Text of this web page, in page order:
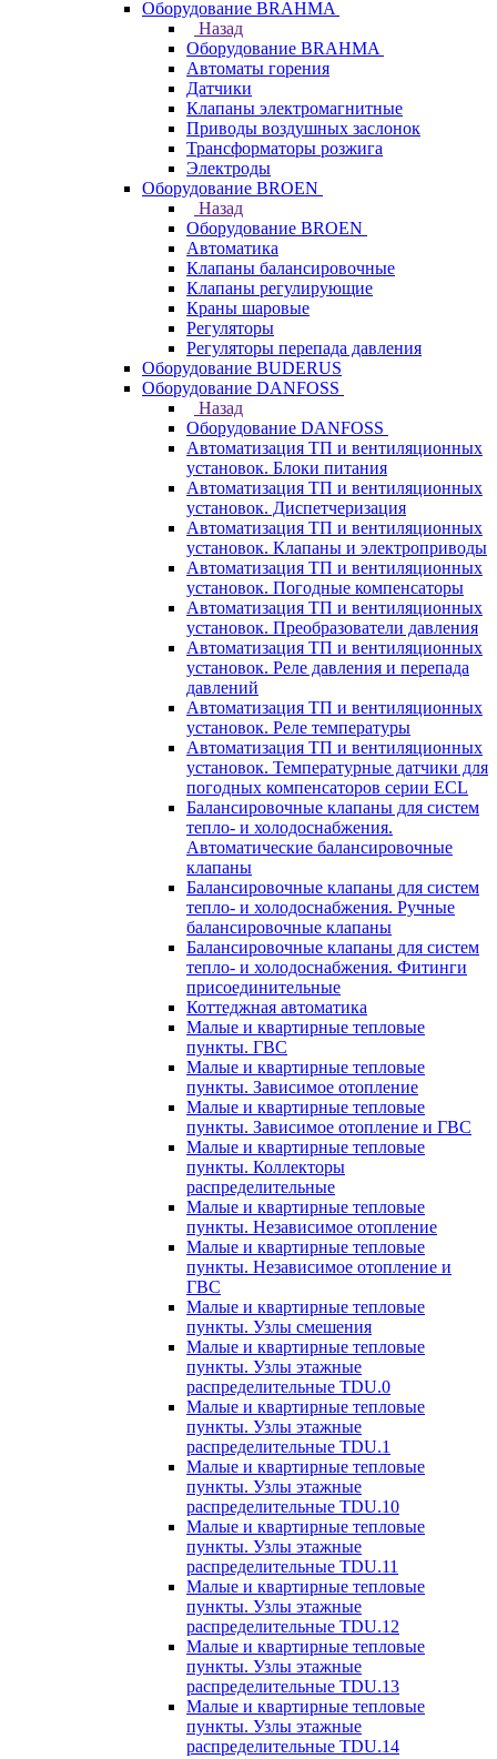
Оборудование BRAHMA
Назад
Оборудование BRAHMA
Автоматы горения
Датчики
Клапаны электромагнитные
Приводы воздушных заслонок
Трансформаторы розжига
Электроды
Оборудование BROEN
Назад
Оборудование BROEN
Автоматика
Клапаны балансировочные
Клапаны регулирующие
Краны шаровые
Регуляторы
Регуляторы перепада давления
Оборудование BUDERUS
Оборудование DANFOSS
Назад
Оборудование DANFOSS
Автоматизация ТП и вентиляционных
установок. Блоки питания
Автоматизация ТП и вентиляционных
установок. Диспетчеризация
Автоматизация ТП и вентиляционных
установок. Клапаны и электроприводы
Автоматизация ТП и вентиляционных
установок. Погодные компенсаторы
Автоматизация ТП и вентиляционных
установок. Преобразователи давления
Автоматизация ТП и вентиляционных
установок. Реле давления и перепада
давлений
Автоматизация ТП и вентиляционных
установок. Реле температуры
Автоматизация ТП и вентиляционных
установок. Температурные датчики для
погодных компенсаторов серии ECL
Балансировочные клапаны для систем
тепло- и холодоснабжения.
Автоматические балансировочные
клапаны
Балансировочные клапаны для систем
тепло- и холодоснабжения. Ручные
балансировочные клапаны
Балансировочные клапаны для систем
тепло- и холодоснабжения. Фитинги
присоединительные
Коттеджная автоматика
Малые и квартирные тепловые
пункты. ГВС
Малые и квартирные тепловые
пункты. Зависимое отопление
Малые и квартирные тепловые
пункты. Зависимое отопление и ГВС
Малые и квартирные тепловые
пункты. Коллекторы
распределительные
Малые и квартирные тепловые
пункты. Независимое отопление
Малые и квартирные тепловые
пункты. Независимое отопление и
ГВС
Малые и квартирные тепловые
пункты. Узлы смешения
Малые и квартирные тепловые
пункты. Узлы этажные
распределительные TDU.0
Малые и квартирные тепловые
пункты. Узлы этажные
распределительные TDU.1
Малые и квартирные тепловые
пункты. Узлы этажные
распределительные TDU.10
Малые и квартирные тепловые
пункты. Узлы этажные
распределительные TDU.11
Малые и квартирные тепловые
пункты. Узлы этажные
распределительные TDU.12
Малые и квартирные тепловые
пункты. Узлы этажные
распределительные TDU.13
Малые и квартирные тепловые
пункты. Узлы этажные
распределительные TDU.14